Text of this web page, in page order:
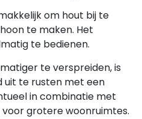
om hout bij te
te maken. Het
te bedienen.
te verspreiden, is
uit te rusten met een
in combinatie met
grotere woonruimtes.